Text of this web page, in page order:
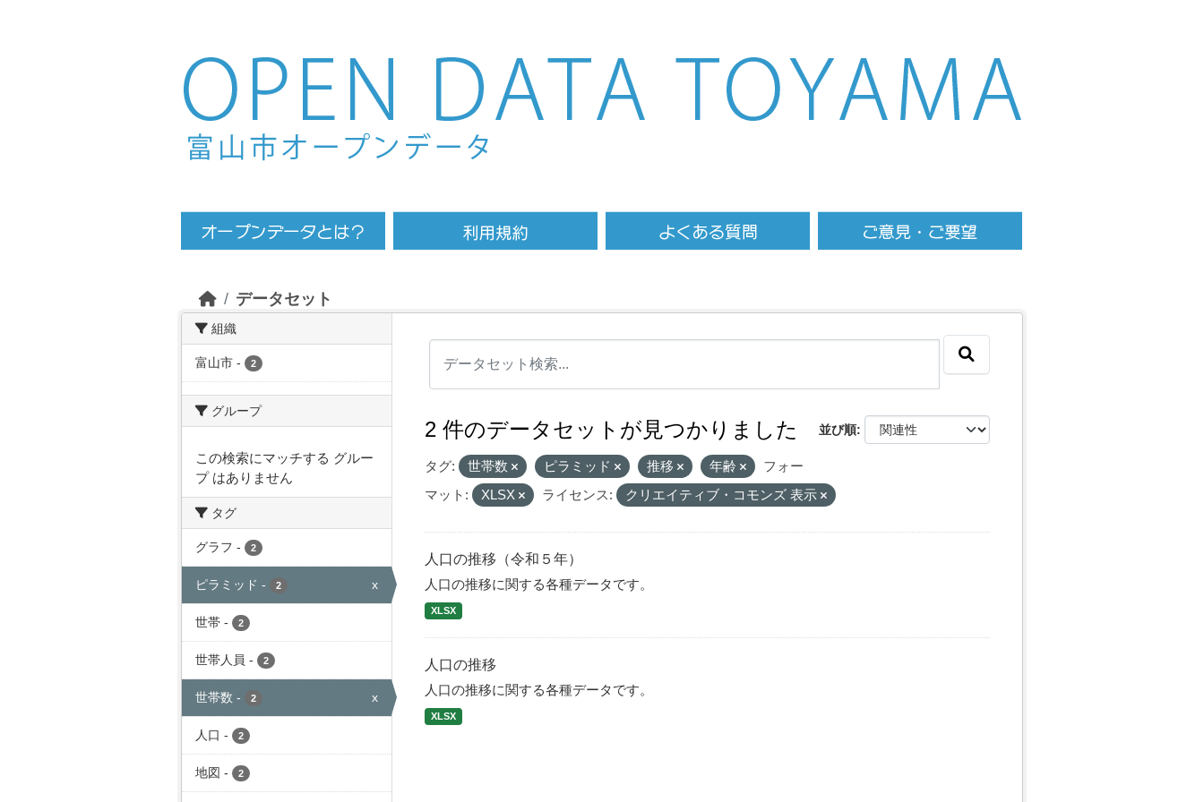
Skip to main content
データセット
組織
富山市 - 2
グループ
この検索にマッチする グルー
プ はありません
タグ
グラフ - 2
ピラミッド - 2 x
世帯 - 2
世帯人員 - 2
世帯数 - 2 x
人口 - 2
地図 - 2
並び順
2 件のデータセットが見つかりました
タグ: 世帯数 ピラミッド 推移 年齢
フォー
マット:
XLSX ライセンス: クリエイティブ・コモンズ 表示
人口の推移（令和５年）
人口の推移に関する各種データです。
XLSX
人口の推移
人口の推移に関する各種データです。
XLSX